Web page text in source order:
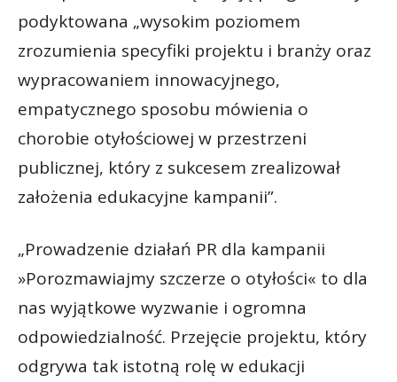
podyktowana „wysokim poziomem
zrozumienia specyfiki projektu i branży oraz
wypracowaniem innowacyjnego,
empatycznego sposobu mówienia o
chorobie otyłościowej w przestrzeni
publicznej, który z sukcesem zrealizował
założenia edukacyjne kampanii”.
„Prowadzenie działań PR dla kampanii
»Porozmawiajmy szczerze o otyłości« to dla
nas wyjątkowe wyzwanie i ogromna
odpowiedzialność. Przejęcie projektu, który
odgrywa tak istotną rolę w edukacji